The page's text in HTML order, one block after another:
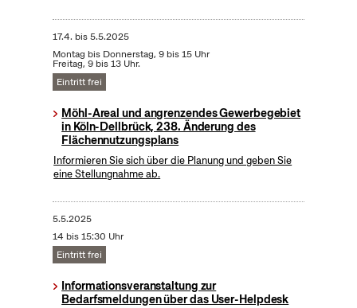
17.4. bis5.5.2025
Montag bis Donnerstag, 9 bis 15 Uhr
Freitag, 9 bis 13 Uhr.
Eintritt frei
Möhl-Areal und angrenzendes Gewerbegebiet
in Köln-Dellbrück, 238. Änderung des
Flächennutzungsplans
Informieren Sie sich über die Planung und geben Sie
eine Stellungnahme ab.
5.5.2025
14 bis 15:30 Uhr
Eintritt frei
Informationsveranstaltung zur
Bedarfsmeldungen über das User-Helpdesk